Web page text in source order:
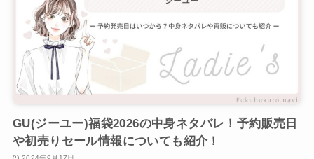
GU(ジーユー)福袋2026の中身ネタバレ！予約販売日
や初売りセール情報についても紹介！